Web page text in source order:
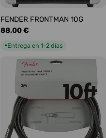
FENDER FRONTMAN 10G
Precio
88,00 €
●Entrega en 1-2 días